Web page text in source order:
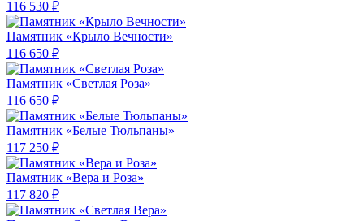
116 530 ₽
Памятник «Крыло Вечности»
116 650 ₽
Памятник «Светлая Роза»
116 650 ₽
Памятник «Белые Тюльпаны»
117 250 ₽
Памятник «Вера и Роза»
117 820 ₽